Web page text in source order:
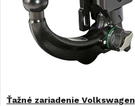
Ťažné zariadenie Volkswagen